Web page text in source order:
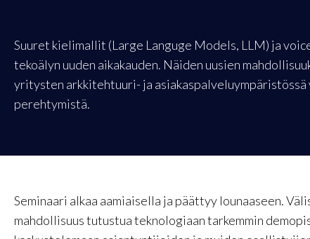
Suuret kielimallit (Large Languge Models, LLM) ja
tekoälyn uuden aikakauden. Näiden uusien
yritysten arkkitehtuuri- ja
perehtymistä.
Seminaari alkaa aamiaisella ja päättyy lounaaseen.
mahdollisuus tutustua teknologiaan tarkemmin